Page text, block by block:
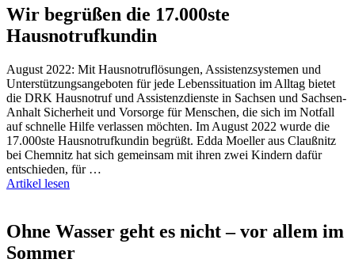
Wir begrüßen die 17.000ste
Hausnotrufkundin
August 2022: Mit Hausnotruflösungen, Assistenzsystemen und
Unterstützungsangeboten für jede Lebenssituation im Alltag bietet
die DRK Hausnotruf und Assistenzdienste in Sachsen und Sachsen-
Anhalt Sicherheit und Vorsorge für Menschen, die sich im Notfall
auf schnelle Hilfe verlassen möchten. Im August 2022 wurde die
17.000ste Hausnotrufkundin begrüßt. Edda Moeller aus Claußnitz
bei Chemnitz hat sich gemeinsam mit ihren zwei Kindern dafür
entschieden, für …
Artikel lesen
Ohne Wasser geht es nicht – vor allem im
Sommer